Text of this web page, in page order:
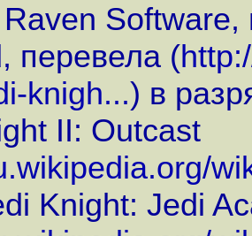
перевела (
knigh...) в
II: Outcast
Knight: Jedi